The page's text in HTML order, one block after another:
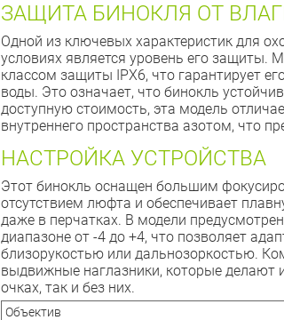
ЗАЩИТА БИНОКЛЯ ОТ
Одной из ключевых характеристик для
условиях является уровень его защиты.
классом защиты IPX6, что гарантирует
воды. Это означает, что бинокль
доступную стоимость, эта модель
внутреннего пространства азотом, что
НАСТРОЙКА УСТРОЙСТВА
Этот бинокль оснащен большим
отсутствием люфта и обеспечивает
даже в перчатках. В модели
диапазоне от -4 до +4, что позволяет
близорукостью или дальнозоркостью.
выдвижные наглазники, которые делают
очках, так и без них.
Объектив